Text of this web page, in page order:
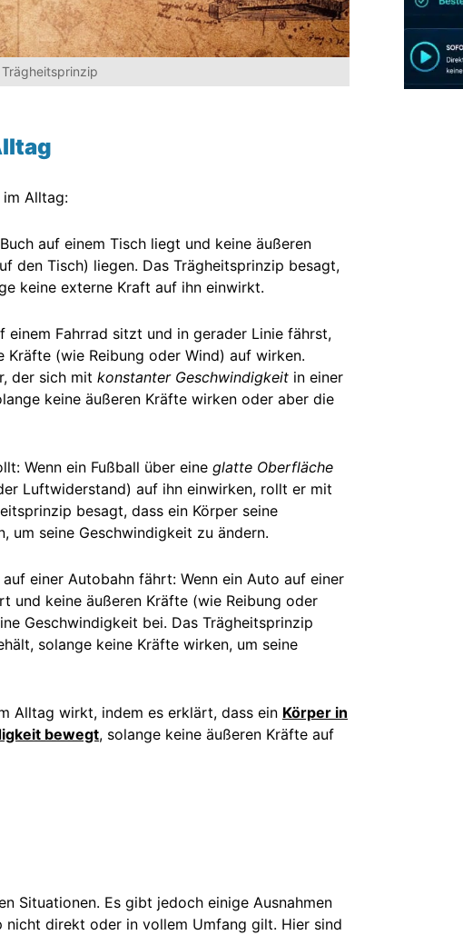
Trägheitsprinzip
im Alltag:
auf einem Tisch liegt und keine äußeren
den Tisch) liegen. Das Trägheitsprinzip besagt,
keine externe Kraft auf ihn einwirkt.
einem Fahrrad sitzt und in gerader Linie fährst,
Kräfte (wie Reibung oder Wind) auf wirken.
der sich mit konstanter Geschwindigkeit in einer
keine äußeren Kräfte wirken oder aber die
Wenn ein Fußball über eine glatte Oberfläche
Luftwiderstand) auf ihn einwirken, rollt er mit
besagt, dass ein Körper seine
um seine Geschwindigkeit zu ändern.
einer Autobahn fährt: Wenn ein Auto auf einer
und keine äußeren Kräfte (wie Reibung oder
Geschwindigkeit bei. Das Trägheitsprinzip
solange keine Kräfte wirken, um seine
Alltag wirkt, indem es erklärt, dass ein Körper in
bewegt, solange keine äußeren Kräfte auf
Situationen. Es gibt jedoch einige Ausnahmen
nicht direkt oder in vollem Umfang gilt. Hier sind